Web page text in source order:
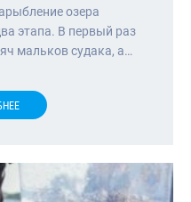
озера
этапа. В первый раз
мальков судака, а…